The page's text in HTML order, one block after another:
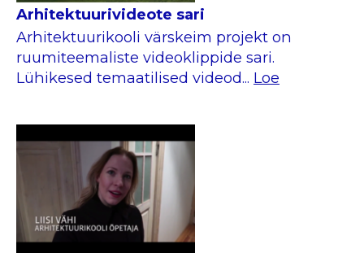
Arhitektuurivideote sari
Arhitektuurikooli värskeim projekt on
ruumiteemaliste videoklippide sari.
Lühikesed temaatilised videod... Loe